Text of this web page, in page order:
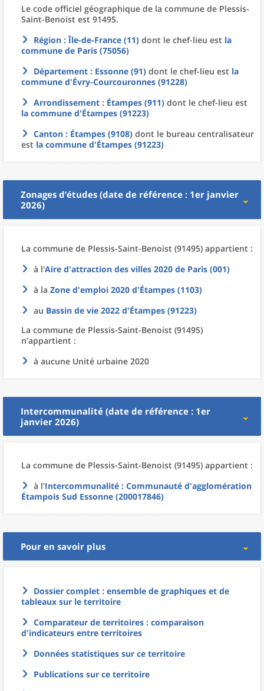
Le code officiel géographique de la commune de Plessis-
Saint-Benoist est 91495.
Région : Île-de-France (11) dont le chef-lieu est la
commune de Paris (75056)
Département : Essonne (91) dont le chef-lieu est la
commune d'Évry-Courcouronnes (91228)
Arrondissement : Étampes (911) dont le chef-lieu est
la commune d'Étampes (91223)
Canton : Étampes (9108) dont le bureau centralisateur
est la commune d'Étampes (91223)
Zonages d’études (date de référence : 1er janvier
2026)
La commune de Plessis-Saint-Benoist (91495) appartient :
à l'Aire d'attraction des villes 2020 de Paris (001)
à la Zone d'emploi 2020 d'Étampes (1103)
au Bassin de vie 2022 d'Étampes (91223)
La commune de Plessis-Saint-Benoist (91495)
n’appartient :
à aucune Unité urbaine 2020
Intercommunalité (date de référence : 1er
janvier 2026)
La commune de Plessis-Saint-Benoist (91495) appartient :
à l'Intercommunalité : Communauté d'agglomération
Étampois Sud Essonne (200017846)
Pour en savoir plus
Dossier complet : ensemble de graphiques et de
tableaux sur le territoire
Comparateur de territoires : comparaison
d'indicateurs entre territoires
Données statistiques sur ce territoire
Publications sur ce territoire